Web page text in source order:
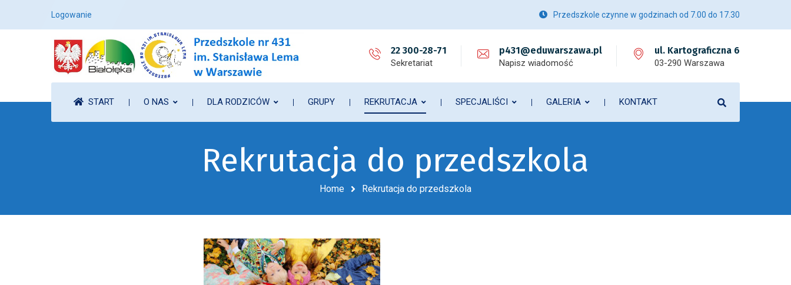
Logowanie Przedszkole czynne w godzinach od 7.00 do 17.30
22 300-28-71
Sekretariat
p431@eduwarszawa.pl
Napisz wiadomość
ul. Kartograficzna 6
03-290 Warszawa
START O NAS DLA RODZICÓW GRUPY REKRUTACJA SPECJALIŚCI GALERIA KONTAKT
Rekrutacja do przedszkola
Home Rekrutacja do przedszkola